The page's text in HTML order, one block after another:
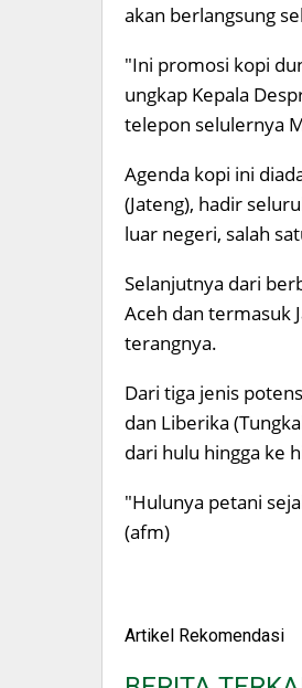
akan berlangsung
"Ini promosi kopi
ungkap Kepala
telepon selulernya
Agenda kopi ini
(Jateng), hadir
luar negeri, salah
Selanjutnya dari
Aceh dan termasuk
terangnya.
Dari tiga jenis
dan Liberika
dari hulu hingga ke
"Hulunya petani
(afm)
Artikel Rekomendasi